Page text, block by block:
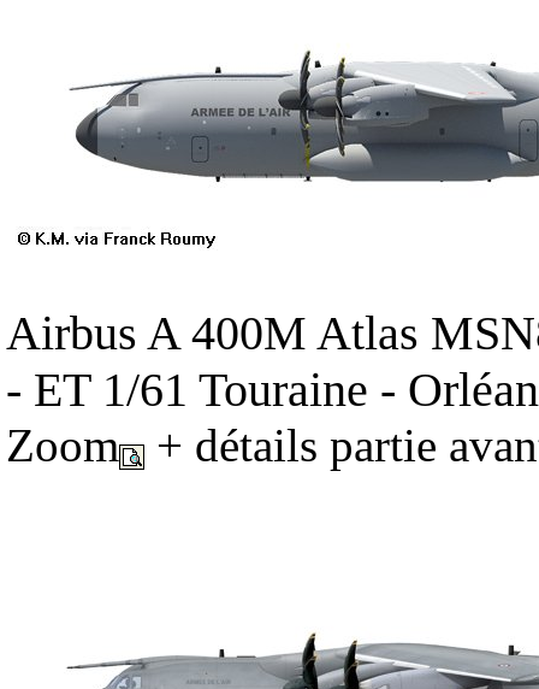
Airbus A 400M Atlas
- ET 1/61 Touraine -
Zoom + détails partie